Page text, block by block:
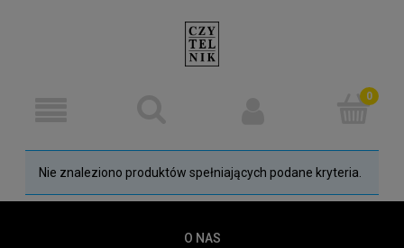
Nie znaleziono produktów spełniających podane kryteria.
O NAS